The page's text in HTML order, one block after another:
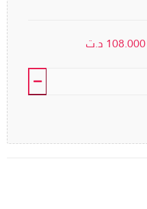
108.000 د.ت